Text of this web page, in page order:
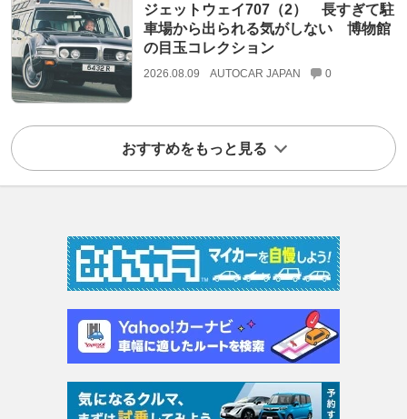
ジェットウェイ707（2） 長すぎて駐
車場から出られる気がしない 博物館
の目玉コレクション
2026.08.09 AUTOCAR JAPAN 0
おすすめをもっと見る